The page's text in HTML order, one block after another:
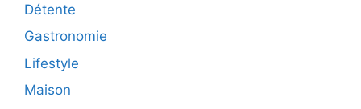
Détente
Gastronomie
Lifestyle
Maison